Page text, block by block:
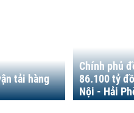
tải hàng
Chính phủ
86.100 tỷ
Nội - Hải